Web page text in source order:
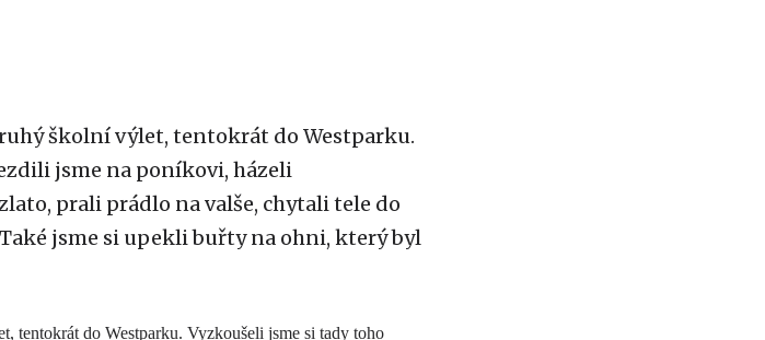
školní výlet, tentokrát do Westparku.
jsme na poníkovi, házeli
prali prádlo na valše, chytali tele do
jsme si upekli buřty na ohni, který byl
tentokrát do Westparku. Vyzkoušeli jsme si tady toho